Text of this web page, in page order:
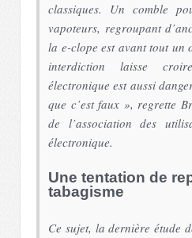
classiques. Un comble
vapoteurs, regroupant
la e-clope est avant tout un
interdiction laisse
électronique est aussi
que c’est faux », regrette
de l’association des
électronique.
Une tentation de
tabagisme
Ce sujet, la dernière étude